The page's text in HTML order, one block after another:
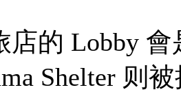
店的 Lobby
Shelter 则